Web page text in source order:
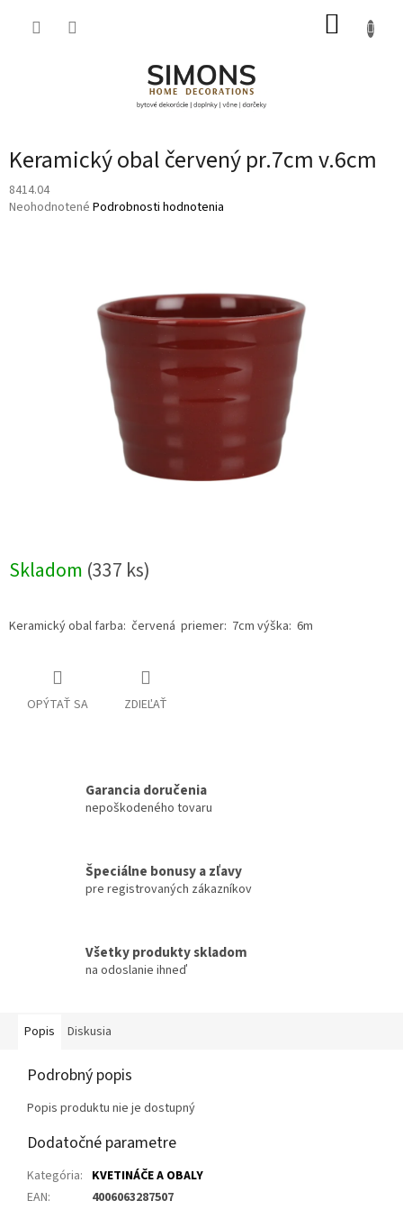
Keramický obal červený pr.7cm v.6cm
8414.04
Priemerné
Neohodnotené Podrobnosti hodnotenia
Skladom (337 ks)
Keramický obal farba: červená priemer: 7cm výška: 6m
OPÝTAŤ SA ZDIEĽAŤ
Garancia doručenia
nepoškodeného tovaru
Špeciálne bonusy a zľavy
pre registrovaných zákazníkov
Všetky produkty skladom
na odoslanie ihneď
Popis Diskusia
Podrobný popis
Popis produktu nie je dostupný
Dodatočné parametre
Kategória: KVETINÁČE A OBALY
EAN: 4006063287507